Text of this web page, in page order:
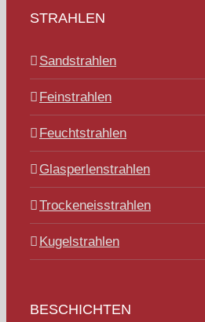
STRAHLEN
Sandstrahlen
Feinstrahlen
Feuchtstrahlen
Glasperlenstrahlen
Trockeneisstrahlen
Kugelstrahlen
BESCHICHTEN